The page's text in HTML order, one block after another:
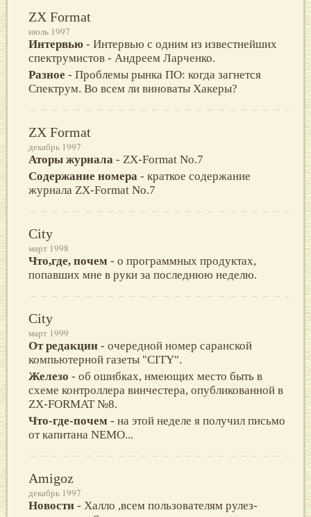
ZX Format
июль 1997
Интервью - Интервью с одним из известнейших
спектрумистов - Андреем Ларченко.
Разное - Проблемы рынка ПО: когда загнется
Спектрум. Во всем ли виноваты Хакеры?
ZX Format
декабрь 1997
Аторы журнала - ZX-Format No.7
Содержание номера - краткое содержание
журнала ZX-Format No.7
City
март 1998
Что,где, почем - о пpогpаммных пpодуктах,
попавших мне в pуки за последнюю неделю.
City
март 1999
От редакции - очеpедной номеp саpанской
компьютеpной газеты "CITY".
Железо - об ошибках, нмеющих место быть в
схеме контpоллеpа винчестеpа, опубликованной в
ZX-FORMAT №8.
Что-где-почем - на этой неделе я получил письмо
от капитана NEMO...
Amigoz
декабрь 1997
Новости - Халло ,всем пользователям рулез-